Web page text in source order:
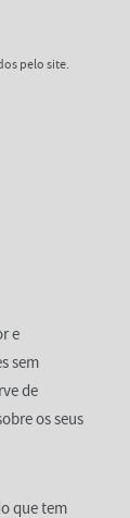
pelo site.
e
sem
de
os seus
que tem